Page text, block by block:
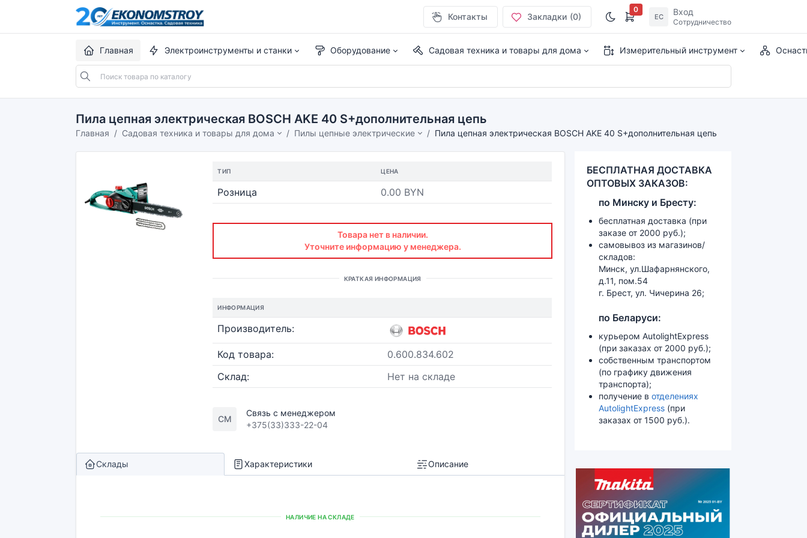
Контакты Закладки (0)
0
ЕС Вход
Сотрудничество
Главная Электроинструменты и станки Оборудование Садовая техника и товары для дома Измерительный инструмент
Пила цепная электрическая BOSCH AKE 40 S+дополнительная цепь
Главная Садовая техника и товары для дома Пилы цепные электрические Пила цепная электрическая BOSCH AKE 40 S+дополнительная цепь
ТИП ЦЕНА
Розница 0.00 BYN
Товара нет в наличии.
Уточните информацию у менеджера.
КРАТКАЯ ИНФОРМАЦИЯ
ИНФОРМАЦИЯ
Производитель:
Код товара:
0.600.834.602
Склад:
Нет на складе
СМ
Связь с менеджером
+375(33)333-22-04
Склады Характеристики Описание
НАЛИЧИЕ НА СКЛАДЕ
БЕСПЛАТНАЯ ДОСТАВКА
ОПТОВЫХ ЗАКАЗОВ:
по Минску и Бресту:
бесплатная доставка (при
заказе от 2000 руб.);
самовывоз из магазинов/
складов:
Минск, ул.Шафарнянского,
д.11, пом.54
г. Брест, ул. Чичерина 26;
по Беларуси:
курьером AutolightExpress
(при заказах от 2000 руб.);
собственным транспортом
(по графику движения
транспорта);
получение в отделениях
AutolightExpress (при
заказах от 1500 руб.).